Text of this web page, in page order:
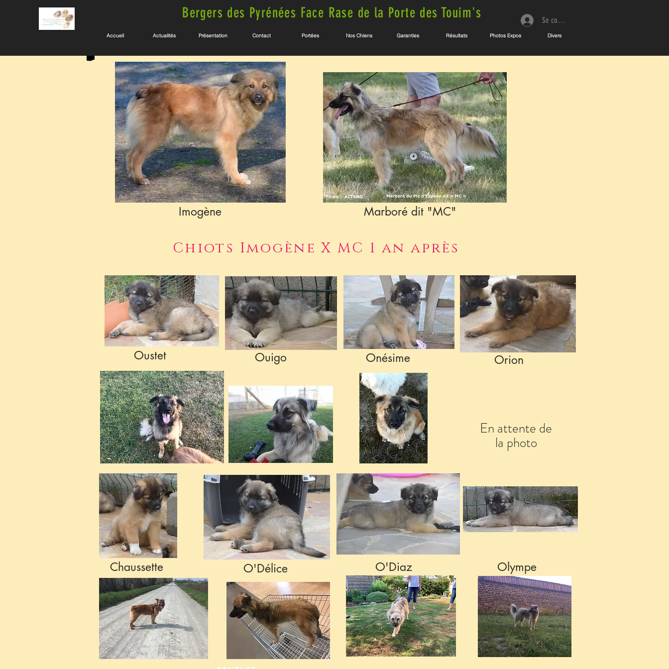
Bergers des Pyrénées Face Rase de la Porte des Touim's
Accueil Actualités Présentation Contact Portées Nos Chiens Garanties Résultats Photos Expos Divers
Se connecter
Imogène Marboré dit "MC"
Chiots Imogène X MC 1 an après
Oustet Ouigo Onésime Orion
En attente de
la photo
Chaussette O'Délice O'Diaz Olympe